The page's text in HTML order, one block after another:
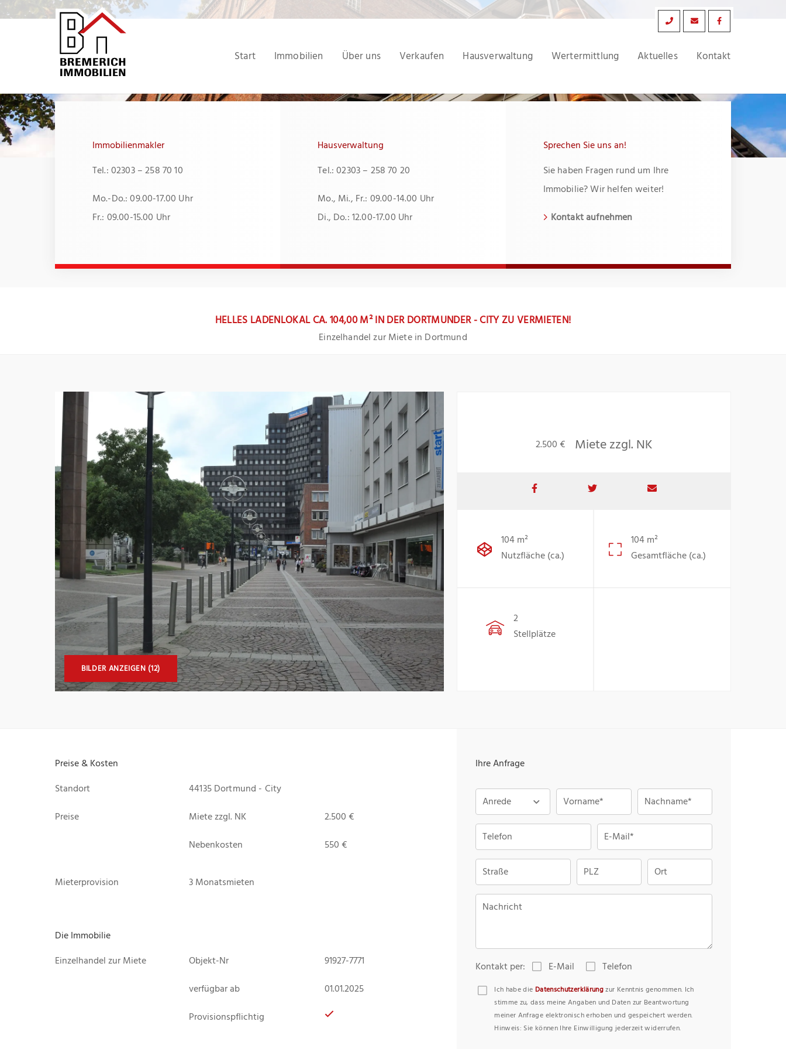
Zum
Start Immobilien Über uns Verkaufen Hausverwaltung Wertermittlung Aktuelles Kontakt
Immobilienmakler
Tel.: 02303 – 258 70 10
Mo.-Do.: 09.00-17.00 Uhr
Fr.: 09.00-15.00 Uhr
Hausverwaltung
Tel.: 02303 – 258 70 20
Mo., Mi., Fr.: 09.00-14.00 Uhr
Di., Do.: 12.00-17.00 Uhr
Sprechen Sie uns an!
Sie haben Fragen rund um Ihre
Immobilie? Wir helfen weiter!
Kontakt aufnehmen
HELLES LADENLOKAL CA. 104,00 M² IN DER DORTMUNDER - CITY ZU VERMIETEN!
Einzelhandel zur Miete in Dortmund
BILDER ANZEIGEN (12)
2.500 € Miete zzgl. NK
104 m²
Nutzfläche (ca.)
104 m²
Gesamtfläche (ca.)
2
Stellplätze
Preise & Kosten
Standort
44135 Dortmund - City
Preise
Miete zzgl. NK
2.500 €
Nebenkosten
550 €
Mieterprovision 3 Monatsmieten
Die Immobilie
Einzelhandel zur Miete
Objekt-Nr
91927-7771
verfügbar ab
01.01.2025
Provisionspflichtig
Ihre Anfrage
Anrede Vorname* Nachname*
Telefon E-Mail*
Straße PLZ Ort
Nachricht
Kontakt per: E-Mail Telefon
Ich habe die Datenschutzerklärungzur Kenntnis genommen. Ich
stimme zu, dass meine Angaben und Daten zur Beantwortung
meiner Anfrage elektronisch erhoben und gespeichert werden.
Hinweis: Sie können Ihre Einwilligung jederzeit widerrufen.